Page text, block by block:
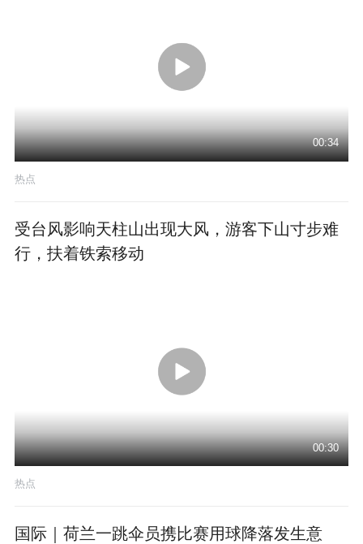
00:34
热点
受台风影响天柱山出现大风，游客下山寸步难
行，扶着铁索移动
00:30
热点
国际｜荷兰一跳伞员携比赛用球降落发生意